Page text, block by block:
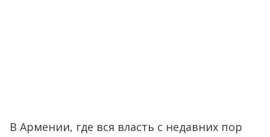
В Армении, где вся власть с недавних пор